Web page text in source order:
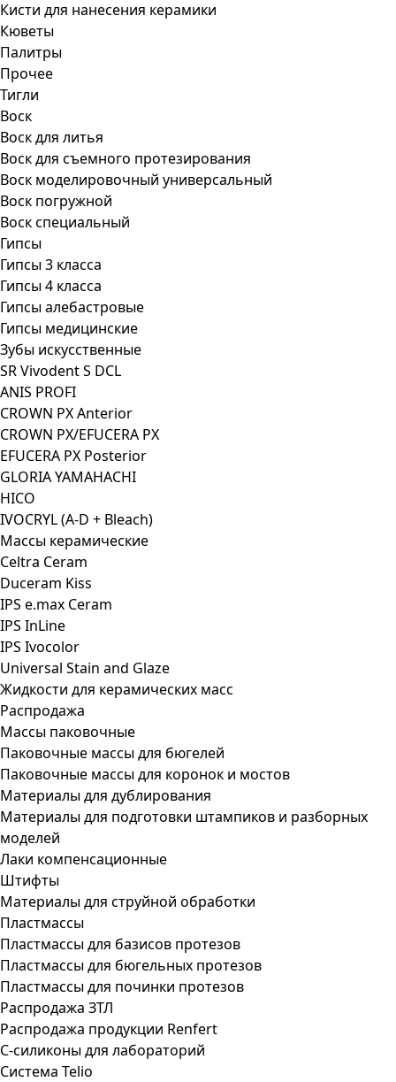
Кисти для нанесения керамики
Кюветы
Палитры
Прочее
Тигли
Воск
Воск для литья
Воск для съемного протезирования
Воск моделировочный универсальный
Воск погружной
Воск специальный
Гипсы
Гипсы 3 класса
Гипсы 4 класса
Гипсы алебастровые
Гипсы медицинские
Зубы искусственные
SR Vivodent S DCL
ANIS PROFI
CROWN PX Anterior
CROWN PX/EFUCERA PX
EFUCERA PX Posterior
GLORIA YAMAHACHI
HICO
IVOCRYL (A-D + Bleach)
Массы керамические
Celtra Ceram
Duceram Kiss
IPS e.max Ceram
IPS InLine
IPS Ivocolor
Universal Stain and Glaze
Жидкости для керамических масс
Распродажа
Массы паковочные
Паковочные массы для бюгелей
Паковочные массы для коронок и мостов
Материалы для дублирования
Материалы для подготовки штампиков и разборных
моделей
Лаки компенсационные
Штифты
Материалы для струйной обработки
Пластмассы
Пластмассы для базисов протезов
Пластмассы для бюгельных протезов
Пластмассы для починки протезов
Распродажа ЗТЛ
Распродажа продукции Renfert
С-силиконы для лабораторий
Система Telio